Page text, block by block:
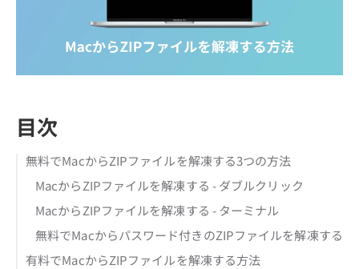
目次
無料でMacからZIPファイルを解凍する3つの方法
MacからZIPファイルを解凍する - ダブルクリック
MacからZIPファイルを解凍する - ターミナル
無料でMacからパスワード付きのZIPファイルを解凍する
有料でMacからZIPファイルを解凍する方法